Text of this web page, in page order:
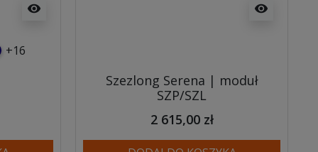
visibility
+16
visibility
Szezlong Serena | moduł
SZP/SZL
2 615,00 zł